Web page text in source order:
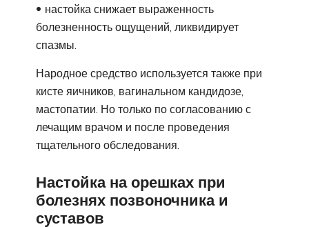
настойка снижает выраженность
болезненность ощущений, ликвидирует
спазмы.
Народное средство используется также при
кисте яичников, вагинальном кандидозе,
мастопатии. Но только по согласованию с
лечащим врачом и после проведения
тщательного обследования.
Настойка на орешках при
болезнях позвоночника и
суставов